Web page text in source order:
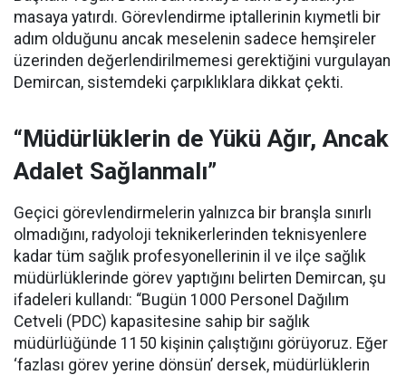
masaya yatırdı. Görevlendirme iptallerinin kıymetli bir
adım olduğunu ancak meselenin sadece hemşireler
üzerinden değerlendirilmemesi gerektiğini vurgulayan
Demircan, sistemdeki çarpıklıklara dikkat çekti.
“Müdürlüklerin de Yükü Ağır, Ancak
Adalet Sağlanmalı”
Geçici görevlendirmelerin yalnızca bir branşla sınırlı
olmadığını, radyoloji teknikerlerinden teknisyenlere
kadar tüm sağlık profesyonellerinin il ve ilçe sağlık
müdürlüklerinde görev yaptığını belirten Demircan, şu
ifadeleri kullandı: “Bugün 1000 Personel Dağılım
Cetveli (PDC) kapasitesine sahip bir sağlık
müdürlüğünde 1150 kişinin çalıştığını görüyoruz. Eğer
‘fazlası görev yerine dönsün’ dersek, müdürlüklerin